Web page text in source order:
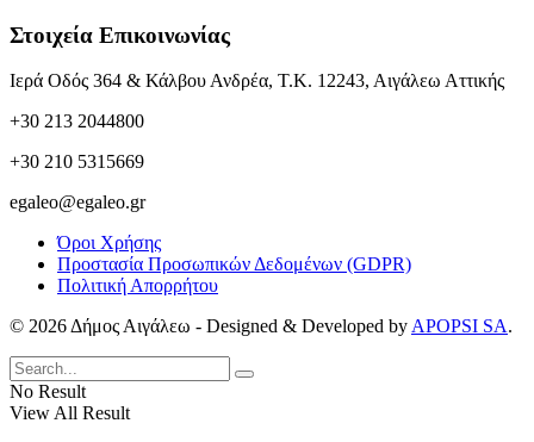
Στοιχεία Επικοινωνίας
Ιερά Οδός 364 & Κάλβου Ανδρέα, Τ.Κ. 12243, Αιγάλεω Αττικής
+30 213 2044800
+30 210 5315669
egaleo@egaleo.gr
Όροι Χρήσης
Προστασία Προσωπικών Δεδομένων (GDPR)
Πολιτική Απορρήτου
© 2026 Δήμος Αιγάλεω - Designed & Developed by APOPSI SA.
No Result
View All Result